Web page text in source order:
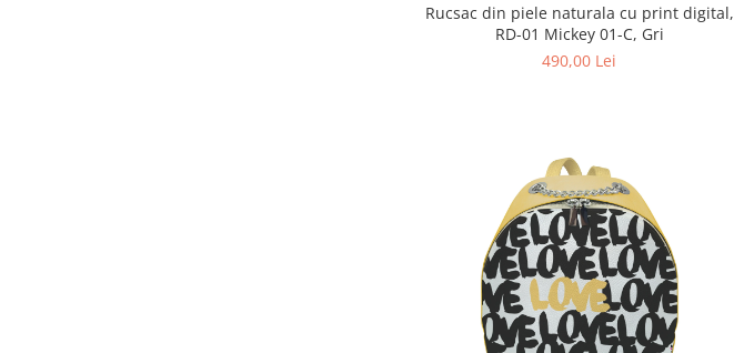
Rucsac din piele naturala cu print digital,
RD-01 Mickey 01-C, Gri
490,00 Lei